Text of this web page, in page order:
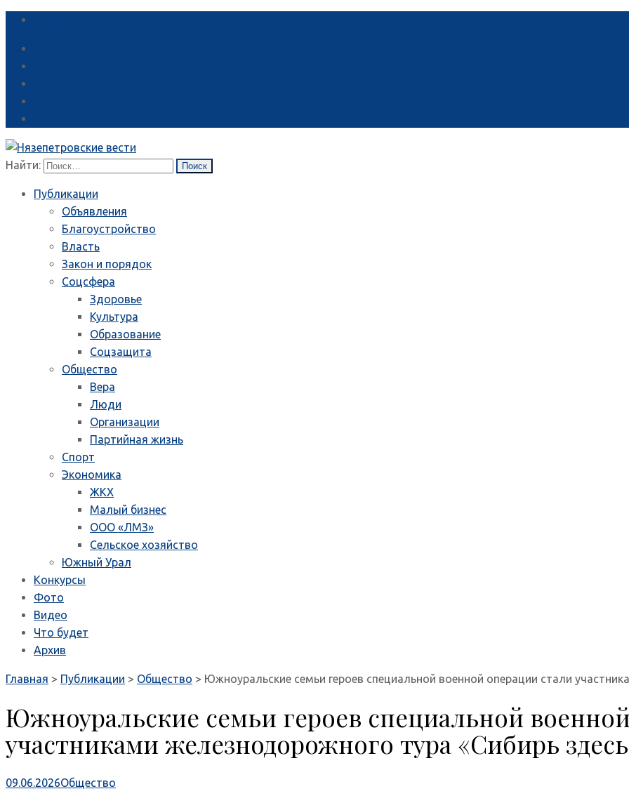
Найти:
Публикации
Объявления
Благоустройство
Власть
Закон и порядок
Соцсфера
Здоровье
Культура
Образование
Соцзащита
Общество
Вера
Люди
Организации
Партийная жизнь
Спорт
Экономика
ЖКХ
Малый бизнес
ООО «ЛМЗ»
Сельское хозяйство
Южный Урал
Конкурсы
Фото
Видео
Что будет
Архив
Главная > Публикации > Общество > Южноуральские семьи героев специальной военной операции стали
Южноуральские семьи героев специальной
участниками железнодорожного тура «Сибирь
09.06.2026Общество